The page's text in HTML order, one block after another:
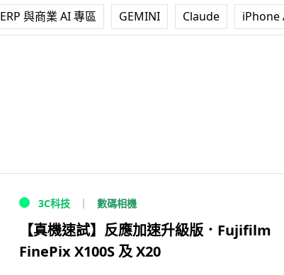
ERP 與商業 AI 專區 GEMINI Claude iPhone
3C科技 數碼相機
【真機速試】反應加速升級版．Fujifilm
FinePix X100S 及 X20